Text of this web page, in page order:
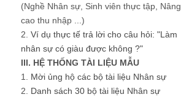
(Nghề Nhân sự, Sinh viên thực tập, Nâng
cao thu nhập ...)
2. Ví dụ thực tế trả lời cho câu hỏi: "Làm
nhân sự có giàu được không ?"
III. HỆ THỐNG TÀI LIỆU MẪU
1. Mời ủng hộ các bộ tài liệu Nhân sự
2. Danh sách 30 bộ tài liệu Nhân sự